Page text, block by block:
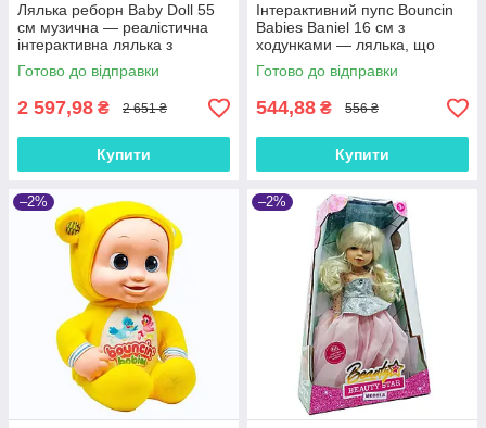
Лялька реборн Baby Doll 55
см музична — реалістична
інтерактивна лялька з
аксесуарами, AD8820-9
Готово до відправки
2 597,98 ₴ 2 651 ₴
Купити
Інтерактивний пупс Bouncin
Babies Baniel 16 см з
ходунками — лялька, що
ходить і сміється, арт. 801001
Готово до відправки
544,88 ₴ 556 ₴
Купити
–2% –2%